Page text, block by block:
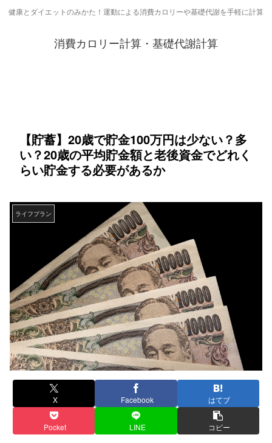
健康とダイエットのみかた！運動による消費カロリーや基礎代謝を手軽に計算
消費カロリー計算・基礎代謝計算
【貯蓄】20歳で貯金100万円は少ない？多
い？20歳の平均貯金額と老後資金でどれく
らい貯金する必要があるか
ライフプラン
X Facebook はてブ
Pocket LINE コピー